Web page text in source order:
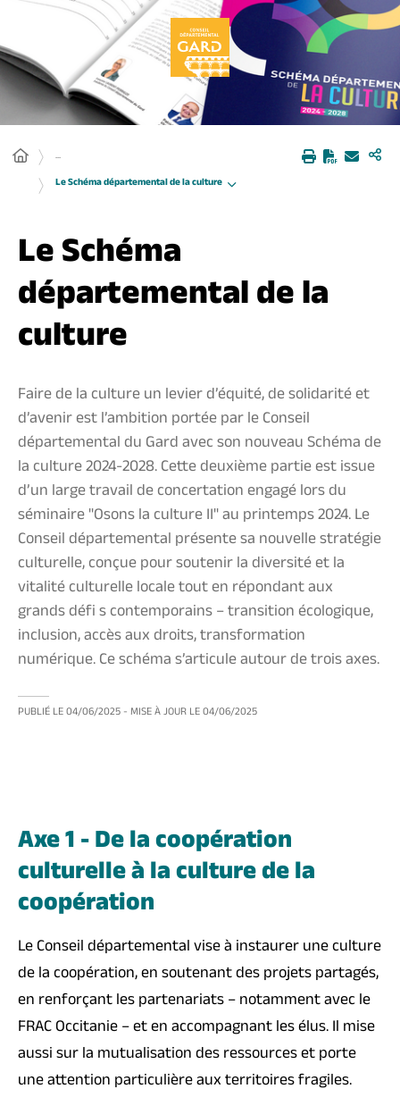
Panneau de gestion des cookies
...
Le Schéma départemental de la culture
Le Schéma
départemental de la
culture
Faire de la culture un levier d’équité, de solidarité et
d’avenir est l’ambition portée par le Conseil
départemental du Gard avec son nouveau Schéma de
la culture 2024-2028. Cette deuxième partie est issue
d’un large travail de concertation engagé lors du
séminaire "Osons la culture II" au printemps 2024. Le
Conseil départemental présente sa nouvelle stratégie
culturelle, conçue pour soutenir la diversité et la
vitalité culturelle locale tout en répondant aux
grands défi s contemporains – transition écologique,
inclusion, accès aux droits, transformation
numérique. Ce schéma s’articule autour de trois axes.
PUBLIÉ LE04/06/2025 - MISE À JOUR LE04/06/2025
Axe 1 - De la coopération
culturelle à la culture de la
coopération
Le Conseil départemental vise à instaurer une culture
de la coopération, en soutenant des projets partagés,
en renforçant les partenariats – notamment avec le
FRAC Occitanie – et en accompagnant les élus. Il mise
aussi sur la mutualisation des ressources et porte
une attention particulière aux territoires fragiles.